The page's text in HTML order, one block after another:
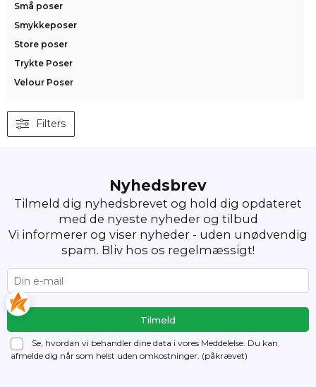
Små poser
Smykkeposer
Store poser
Trykte Poser
Velour Poser
Filters
Nyhedsbrev
Tilmeld dig nyhedsbrevet og hold dig opdateret
med de nyeste nyheder og tilbud
Vi informerer og viser nyheder - uden unødvendig
spam. Bliv hos os regelmæssigt!
Se, hvordan vi behandler dine data i vores Meddelelse. Du kan
afmelde dig når som helst uden omkostninger. (påkrævet)